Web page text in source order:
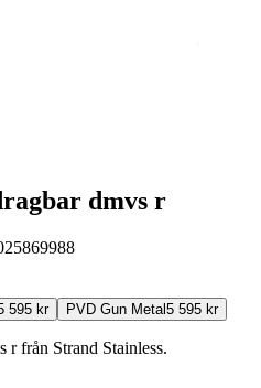
dmvs r
595 kr PVD Gun Metal 5 595 kr
från Strand Stainless.